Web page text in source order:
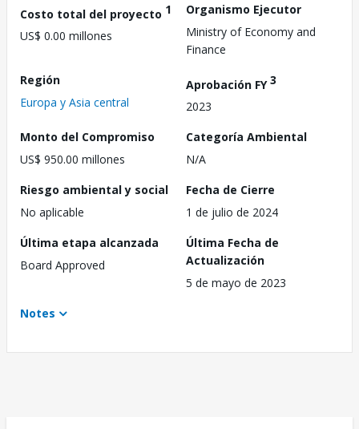
Costo total del proyecto 1
US$ 0.00 millones
Organismo Ejecutor
Ministry of Economy and
Finance
Región
Europa y Asia central
Aprobación FY3
2023
Monto del Compromiso
US$ 950.00 millones
Categoría Ambiental
N/A
Riesgo ambiental y social
No aplicable
Fecha de Cierre
1 de julio de 2024
Última etapa alcanzada
Board Approved
Última Fecha de
Actualización
5 de mayo de 2023
Notes